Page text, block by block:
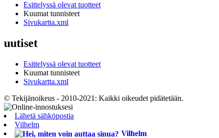
Esittelyssä olevat tuotteet
Kuumat tunnisteet
Sivukartta.xml
uutiset
Esittelyssä olevat tuotteet
Kuumat tunnisteet
Sivukartta.xml
© Tekijänoikeus - 2010-2021: Kaikki oikeudet pidätetään.
Lähetä sähköpostia
Vilhelm
Vilhelm